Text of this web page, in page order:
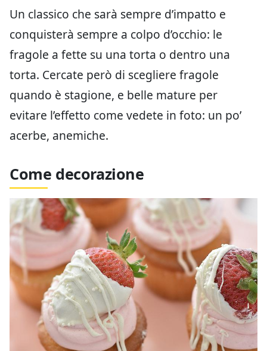
Un classico che sarà sempre d’impatto e
conquisterà sempre a colpo d’occhio: le
fragole a fette su una torta o dentro una
torta. Cercate però di scegliere fragole
quando è stagione, e belle mature per
evitare l’effetto come vedete in foto: un po’
acerbe, anemiche.
Come decorazione